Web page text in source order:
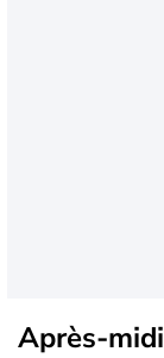
Après-midi